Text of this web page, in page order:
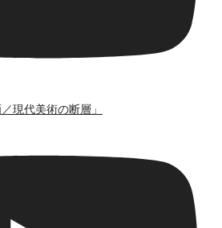
現代美術の断層」